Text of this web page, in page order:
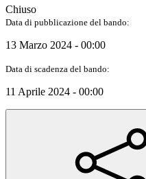
Chiuso
Data di pubblicazione del bando:
13 Marzo 2024 - 00:00
Data di scadenza del bando:
11 Aprile 2024 - 00:00